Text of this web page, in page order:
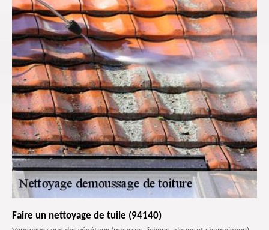
Faire un nettoyage de tuile (94140)